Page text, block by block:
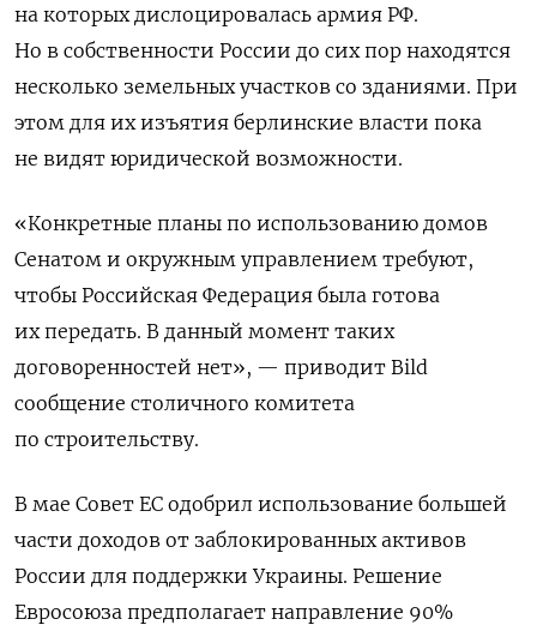
на которых дислоцировалась армия РФ.
Но в собственности России до сих пор находятся
несколько земельных участков со зданиями. При
этом для их изъятия берлинские власти пока
не видят юридической возможности.
«Конкретные планы по использованию домов
Сенатом и окружным управлением требуют,
чтобы Российская Федерация была готова
их передать. В данный момент таких
договоренностей нет», — приводит Bild
сообщение столичного комитета
по строительству.
В мае Совет ЕС одобрил использование большей
части доходов от заблокированных активов
России для поддержки Украины. Решение
Евросоюза предполагает направление 90%